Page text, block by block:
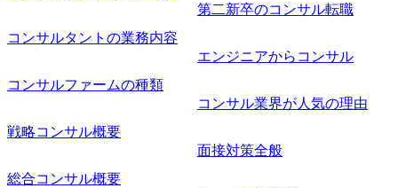
コンサルタントの業務内容
コンサルファームの種類
戦略コンサル概要
総合コンサル概要
第二新卒のコンサル転職
エンジニアからコンサル
コンサル業界が人気の理由
面接対策全般